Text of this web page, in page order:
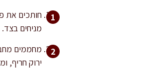
מניחים בצד.
ירוק חריף,